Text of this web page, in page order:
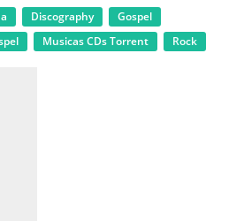
Discography
Gospel
‎Musicas CDs Torrent Rock